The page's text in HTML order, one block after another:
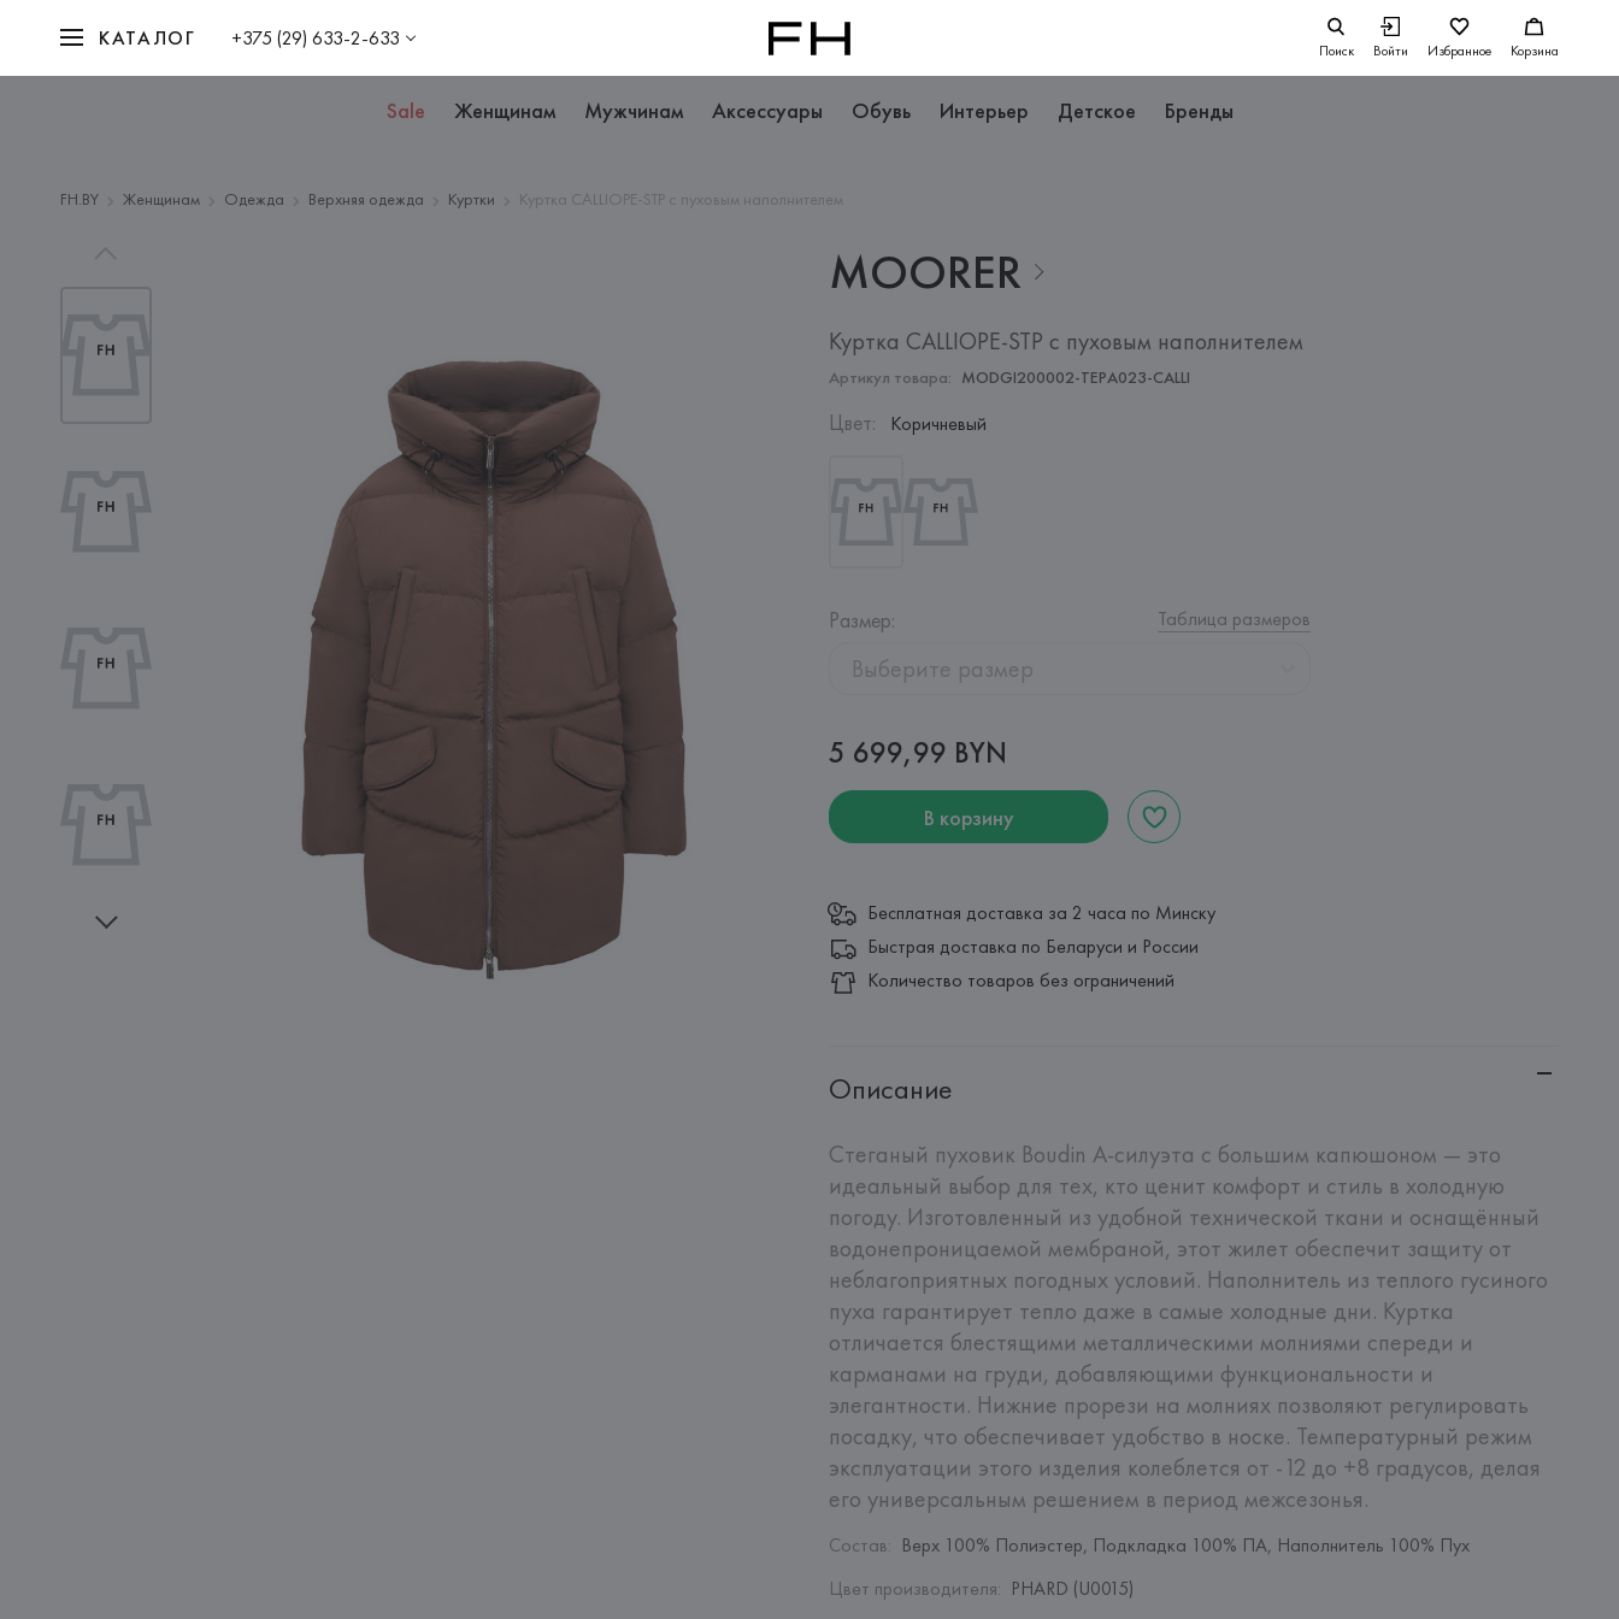
КАТАЛОГ +375 (29) 633-2-633 Поиск Войти Избранное Корзина
Sale Женщинам Мужчинам Аксессуары Обувь Интерьер Детское Бренды
FH.BY Женщинам Одежда Верхняя одежда Куртки Куртка CALLIOPE-STP с пуховым наполнителем
MOORER
Куртка CALLIOPE-STP с пуховым наполнителем
Артикул товара: MODGI200002-TEPA023-CALLI
Цвет: Коричневый
Размер: Таблица размеров
Выберите размер
5 699,99 BYN
В корзину
Бесплатная доставка за 2 часа по Минску
Быстрая доставка по Беларуси и России
Количество товаров без ограничений
Описание
Стеганый пуховик Boudin А-силуэта с большим капюшоном — это
идеальный выбор для тех, кто ценит комфорт и стиль в холодную
погоду. Изготовленный из удобной технической ткани и оснащённый
водонепроницаемой мембраной, этот жилет обеспечит защиту от
неблагоприятных погодных условий. Наполнитель из теплого гусиного
пуха гарантирует тепло даже в самые холодные дни. Куртка
отличается блестящими металлическими молниями спереди и
карманами на груди, добавляющими функциональности и
элегантности. Нижние прорези на молниях позволяют регулировать
посадку, что обеспечивает удобство в носке. Температурный режим
эксплуатации этого изделия колеблется от -12 до +8 градусов, делая
его универсальным решением в период межсезонья.
Состав: Верх 100% Полиэстер, Подкладка 100% ПА, Наполнитель 100% Пух
Цвет производителя: PHARD (U0015)